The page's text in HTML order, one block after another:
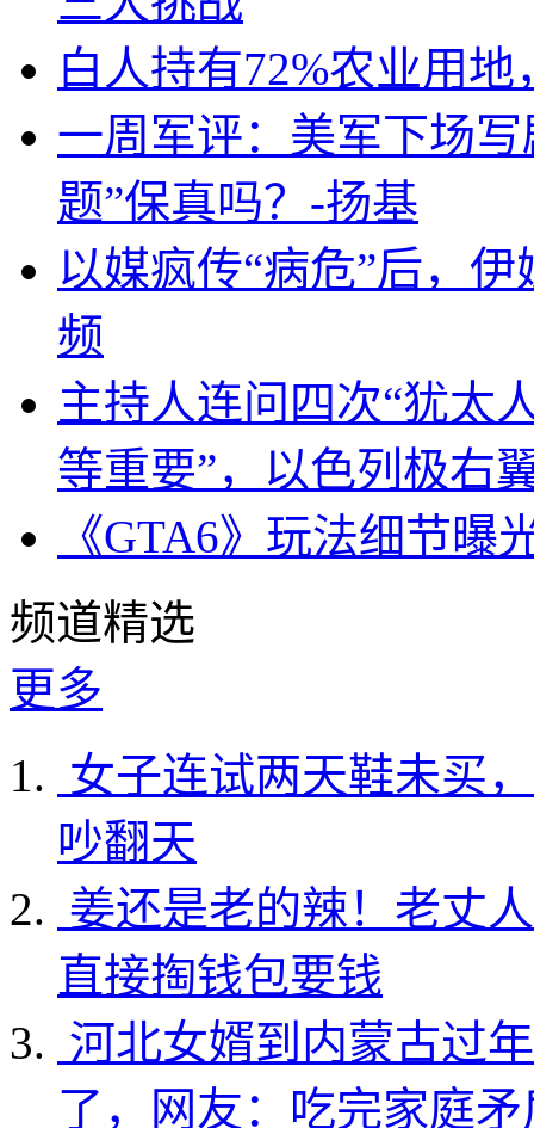
白人持有72%农业用
一周军评：美军下场
题”保真吗？-扬基
以媒疯传“病危”后，
频
主持人连问四次“犹太
等重要”，以色列极右
《GTA6》玩法细节
频道精选
更多
女子连试两天鞋未买
吵翻天
姜还是老的辣！老丈
直接掏钱包要钱
河北女婿到内蒙古过
了，网友：吃完家庭